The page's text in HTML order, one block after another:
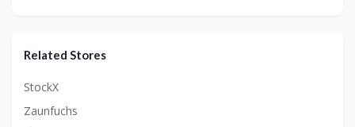
Related Stores
StockX
Zaunfuchs